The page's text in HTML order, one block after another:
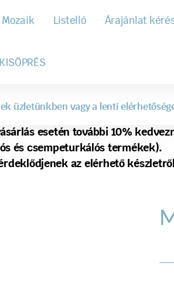
Mozaik Listelló Árajánlat
üzletünkben vagy a lenti
esetén további 10%
és csempeturkálós termékek).
az elérhető